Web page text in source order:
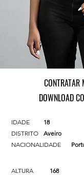
CONTRATAR
DOWNLOAD
IDADE
18
DISTRITO
Aveiro
NACIONALIDADE
ALTURA
168